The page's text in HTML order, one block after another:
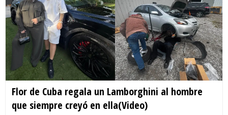
Flor de Cuba regala un Lamborghini al hombre
que siempre creyó en ella(Video)